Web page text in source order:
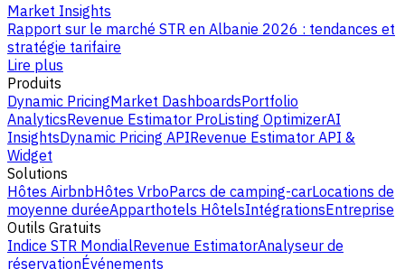
Market Insights
Rapport sur le marché STR en Albanie 2026 : tendances et
stratégie tarifaire
Lire plus
Produits
Dynamic PricingMarket DashboardsPortfolio
AnalyticsRevenue Estimator ProListing OptimizerAI
InsightsDynamic Pricing APIRevenue Estimator API &
Widget
Solutions
Hôtes AirbnbHôtes VrboParcs de camping-carLocations de
moyenne duréeApparthotels HôtelsIntégrationsEntreprise
Outils Gratuits
Indice STR MondialRevenue EstimatorAnalyseur de
réservationÉvénements